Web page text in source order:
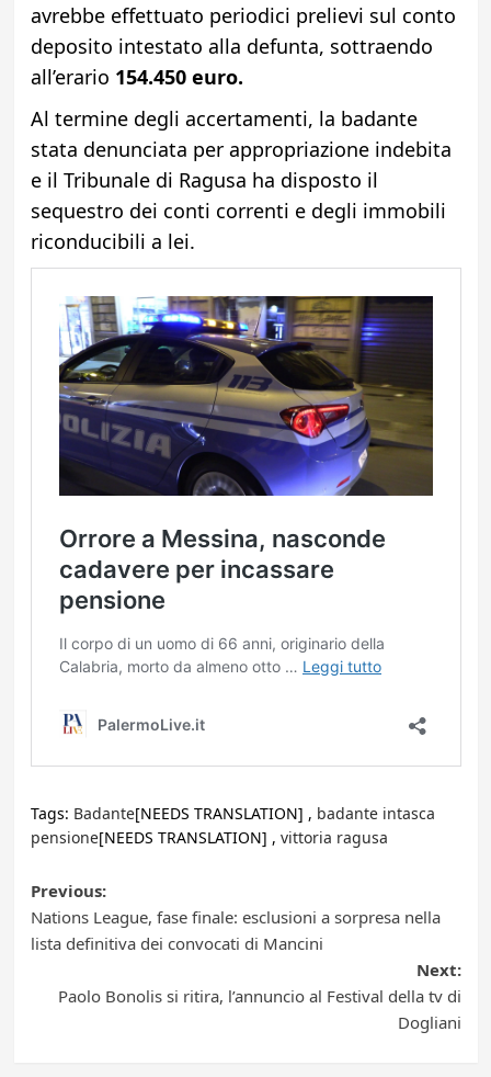
avrebbe effettuato periodici prelievi sul conto
deposito intestato alla defunta, sottraendo
all’erario 154.450 euro.
Al termine degli accertamenti, la badante
stata denunciata per appropriazione indebita
e il Tribunale di Ragusa ha disposto il
sequestro dei conti correnti e degli immobili
riconducibili a lei.
Tags: Badante[NEEDS TRANSLATION] , badante intasca
pensione[NEEDS TRANSLATION] , vittoria ragusa
Post
navigation
Previous:
Nations League, fase finale: esclusioni a sorpresa nella
lista definitiva dei convocati di Mancini
Next:
Paolo Bonolis si ritira, l’annuncio al Festival della tv di
Dogliani